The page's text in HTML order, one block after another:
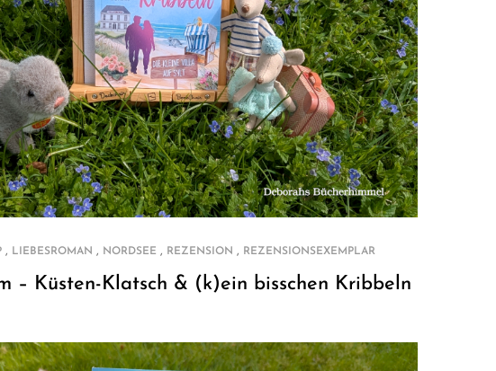
, LIEBESROMAN , NORDSEE , REZENSION , REZENSIONSEXEMPLAR
– Küsten-Klatsch & (k)ein bisschen Kribbeln